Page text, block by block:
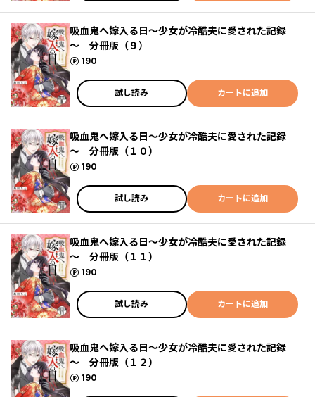
吸血鬼へ嫁入る日～少女が冷酷夫に愛された記録
～ 分冊版（９）
190
ポイント
試し読み カートに追加
吸血鬼へ嫁入る日～少女が冷酷夫に愛された記録
～ 分冊版（１０）
190
ポイント
試し読み カートに追加
吸血鬼へ嫁入る日～少女が冷酷夫に愛された記録
～ 分冊版（１１）
190
ポイント
試し読み カートに追加
吸血鬼へ嫁入る日～少女が冷酷夫に愛された記録
～ 分冊版（１２）
190
ポイント